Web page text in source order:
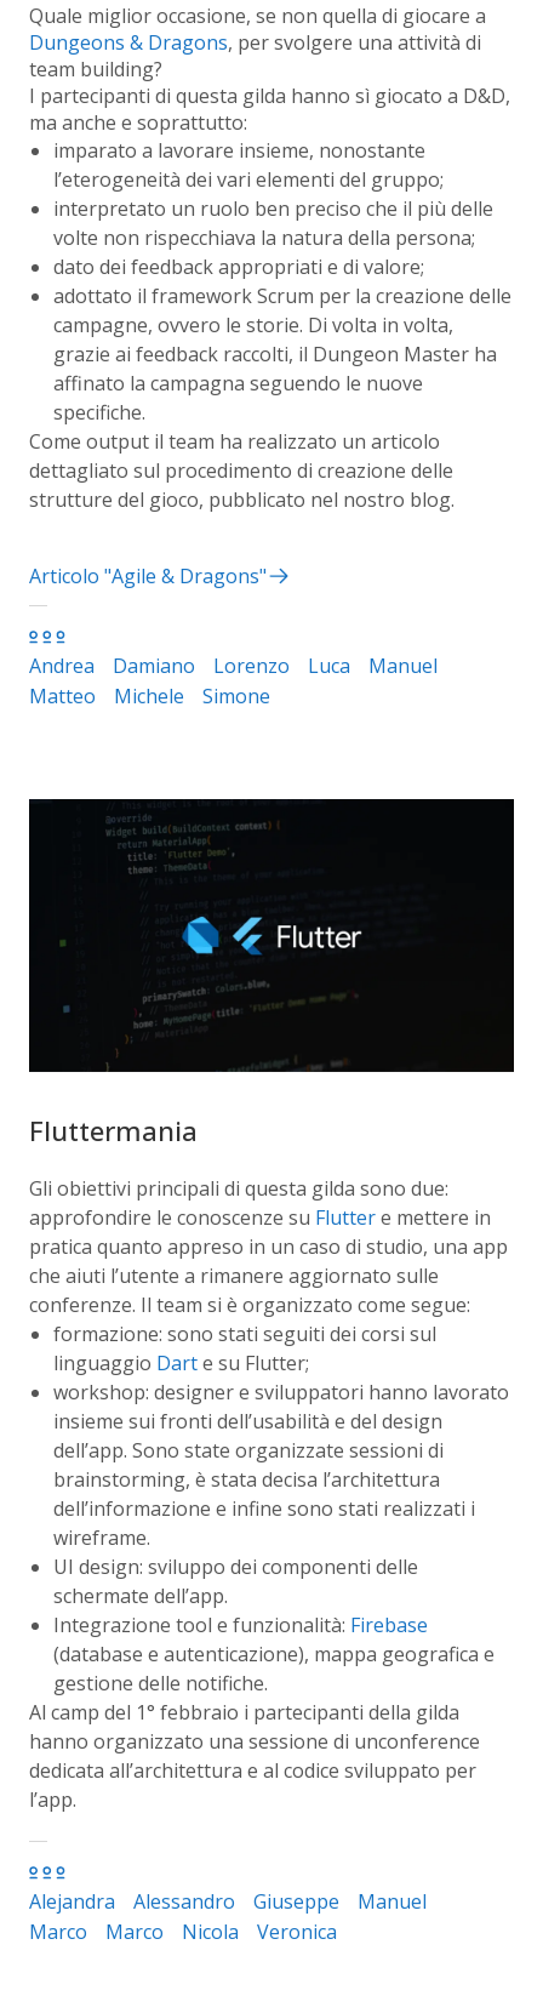
Quale miglior occasione, se non quella di giocare a
Dungeons & Dragons, per svolgere una attività di
team building?
I partecipanti di questa gilda hanno sì giocato a D&D,
ma anche e soprattutto:
imparato a lavorare insieme, nonostante
l’eterogeneità dei vari elementi del gruppo;
interpretato un ruolo ben preciso che il più delle
volte non rispecchiava la natura della persona;
dato dei feedback appropriati e di valore;
adottato il framework Scrum per la creazione delle
campagne, ovvero le storie. Di volta in volta,
grazie ai feedback raccolti, il Dungeon Master ha
affinato la campagna seguendo le nuove
specifiche.
Come output il team ha realizzato un articolo
dettagliato sul procedimento di creazione delle
strutture del gioco, pubblicato nel nostro blog.
Articolo "Agile & Dragons"
Andrea Damiano Lorenzo Luca
Manuel
Matteo
Michele Simone
Fluttermania
Gli obiettivi principali di questa gilda sono due:
approfondire le conoscenze su Fluttere mettere in
pratica quanto appreso in un caso di studio, una app
che aiuti l’utente a rimanere aggiornato sulle
conferenze. Il team si è organizzato come segue:
formazione: sono stati seguiti dei corsi sul
linguaggio Darte su Flutter;
workshop: designer e sviluppatori hanno lavorato
insieme sui fronti dell’usabilità e del design
dell’app. Sono state organizzate sessioni di
brainstorming, è stata decisa l’architettura
dell’informazione e infine sono stati realizzati i
wireframe.
UI design: sviluppo dei componenti delle
schermate dell’app.
Integrazione tool e funzionalità: Firebase
(database e autenticazione), mappa geografica e
gestione delle notifiche.
Al camp del 1° febbraio i partecipanti della gilda
hanno organizzato una sessione di unconference
dedicata all’architettura e al codice sviluppato per
l’app.
Alejandra Alessandro Giuseppe
Manuel
Marco
Marco Nicola Veronica